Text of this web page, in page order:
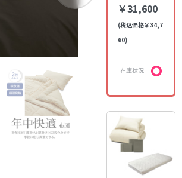
￥31,600
(税込価格￥34,7
60)
在庫状況